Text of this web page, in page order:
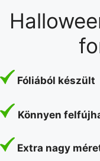
Fóliából készült
Könnyen
Extra nagy